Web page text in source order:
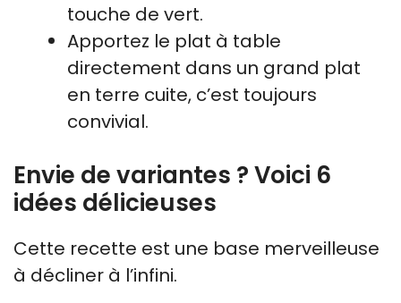
touche de vert.
Apportez le plat à table
directement dans un grand plat
en terre cuite, c’est toujours
convivial.
Envie de variantes ? Voici 6
idées délicieuses
Cette recette est une base merveilleuse
à décliner à l’infini.